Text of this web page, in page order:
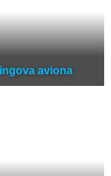
aviona